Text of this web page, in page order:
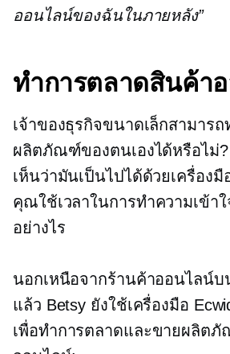
ออนไลน์ของฉันในภายหลัง”
ทำการตลาดสินค้า
เจ้าของธุรกิจขนาดเล็กสามาร
ผลิตภัณฑ์ของตนเองได้หรือไม่
เห็นว่ามันเป็นไปได้ด้วยเครื่องมื
คุณใช้เวลาในการทำความเข้า
อย่างไร
นอกเหนือจากร้านค้าออนไลน์บ
แล้ว Betsy ยังใช้เครื่องมือ
เพื่อทำการตลาดและขายผลิตภั